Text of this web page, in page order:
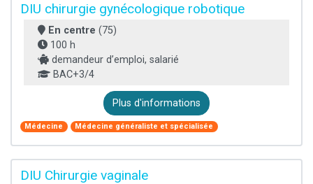
DIU chirurgie gynécologique robotique
En centre (75)
100 h
demandeur d’emploi, salarié
BAC+3/4
Plus d'informations
Médecine Médecine généraliste et spécialisée
DIU Chirurgie vaginale